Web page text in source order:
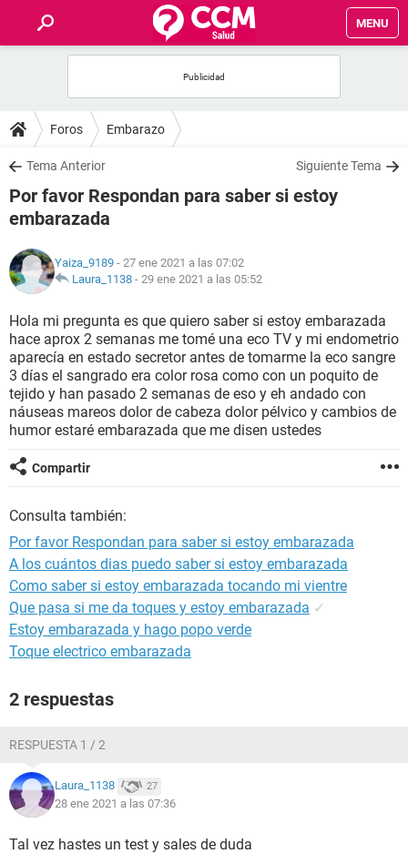
MENU
FOROS
SALUD
FAMILIA
NUTRICIÓN
SEXUALIDAD
GLOSARIO
Foros Embarazo
Tema Anterior Siguiente Tema
Por favor Respondan para saber si estoy
embarazada
Yaiza_9189 - 27 ene 2021 a las 07:02
Laura_1138 - 29 ene 2021 a las 05:52
Hola mi pregunta es que quiero saber si estoy embarazada
hace aprox 2 semanas me tomé una eco TV y mi endometrio
aparecía en estado secretor antes de tomarme la eco sangre
3 días el sangrado era color rosa como con un poquito de
tejido y han pasado 2 semanas de eso y eh andado con
náuseas mareos dolor de cabeza dolor pélvico y cambios de
humor estaré embarazada que me disen ustedes
Compartir
Consulta también:
Por favor Respondan para saber si estoy embarazada
A los cuántos dias puedo saber si estoy embarazada
Como saber si estoy embarazada tocando mi vientre
Que pasa si me da toques y estoy embarazada ✓
Estoy embarazada y hago popo verde
Toque electrico embarazada
2 respuestas
RESPUESTA 1 / 2
Laura_1138 27
28 ene 2021 a las 07:36
Tal vez hastes un test y sales de duda